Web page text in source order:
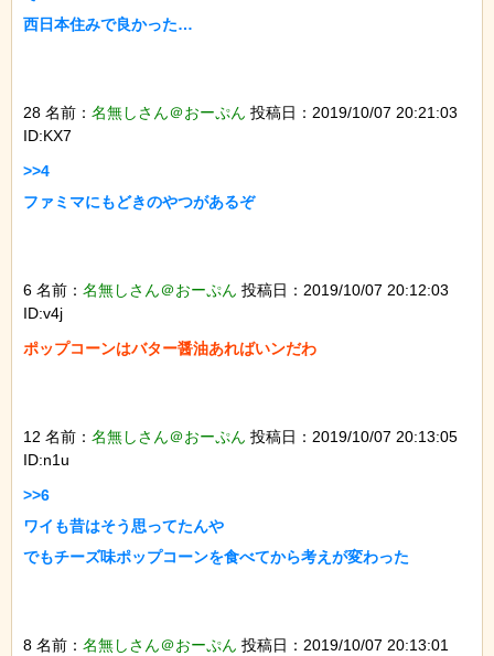
西日本住みで良かった…
28 名前： 名無しさん＠おーぷん 投稿日：2019/10/07 20:21:03
ID:KX7
>>4
ファミマにもどきのやつがあるぞ
6 名前： 名無しさん＠おーぷん 投稿日：2019/10/07 20:12:03
ID:v4j
ポップコーンはバター醤油あればいンだわ
12 名前： 名無しさん＠おーぷん 投稿日：2019/10/07 20:13:05
ID:n1u
>>6
ワイも昔はそう思ってたんや
でもチーズ味ポップコーンを食べてから考えが変わった
8 名前： 名無しさん＠おーぷん 投稿日：2019/10/07 20:13:01